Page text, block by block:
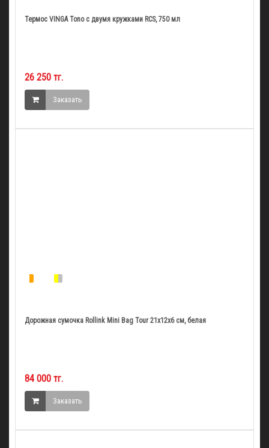
Термос VINGA Tono с двумя кружками RCS, 750 мл
26 250 тг.
Заказать
Дорожная сумочка Rollink Mini Bag Tour 21x12x6 см, белая
84 000 тг.
Заказать